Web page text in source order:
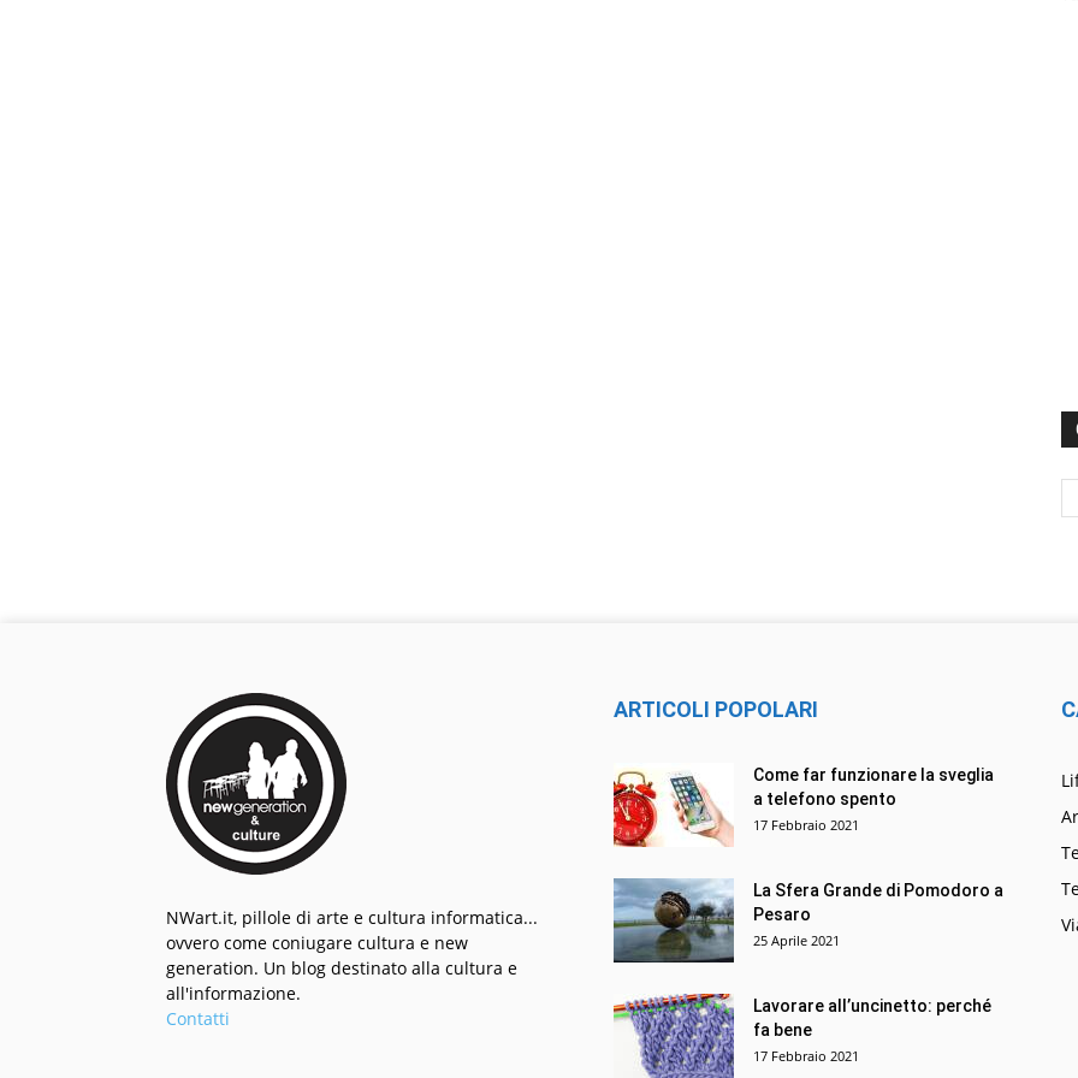
NWart.it, pillole di arte e cultura informatica...
ovvero come coniugare cultura e new
generation. Un blog destinato alla cultura e
all'informazione.
Contatti
ARTICOLI POPOLARI
Come far funzionare la sveglia
a telefono spento
17 Febbraio 2021
La Sfera Grande di Pomodoro a
Pesaro
25 Aprile 2021
Lavorare all’uncinetto: perché
fa bene
17 Febbraio 2021